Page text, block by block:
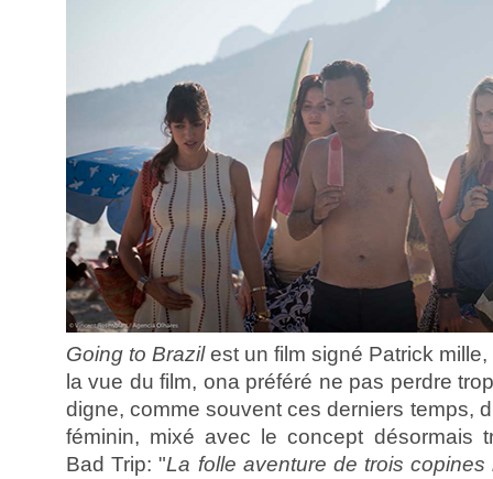
Going to Brazilest un film signé Patrick
la vue du film, ona préféré ne pas perdre
digne, comme souvent ces derniers temps,
féminin, mixé avec le concept désormais
Bad Trip: "La folle aventure de trois